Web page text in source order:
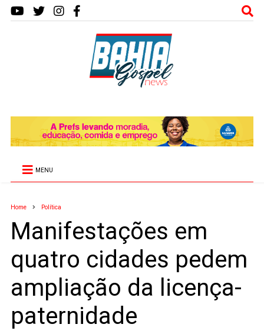
MENU
Home Política
Manifestações em
quatro cidades pedem
ampliação da licença-
paternidade